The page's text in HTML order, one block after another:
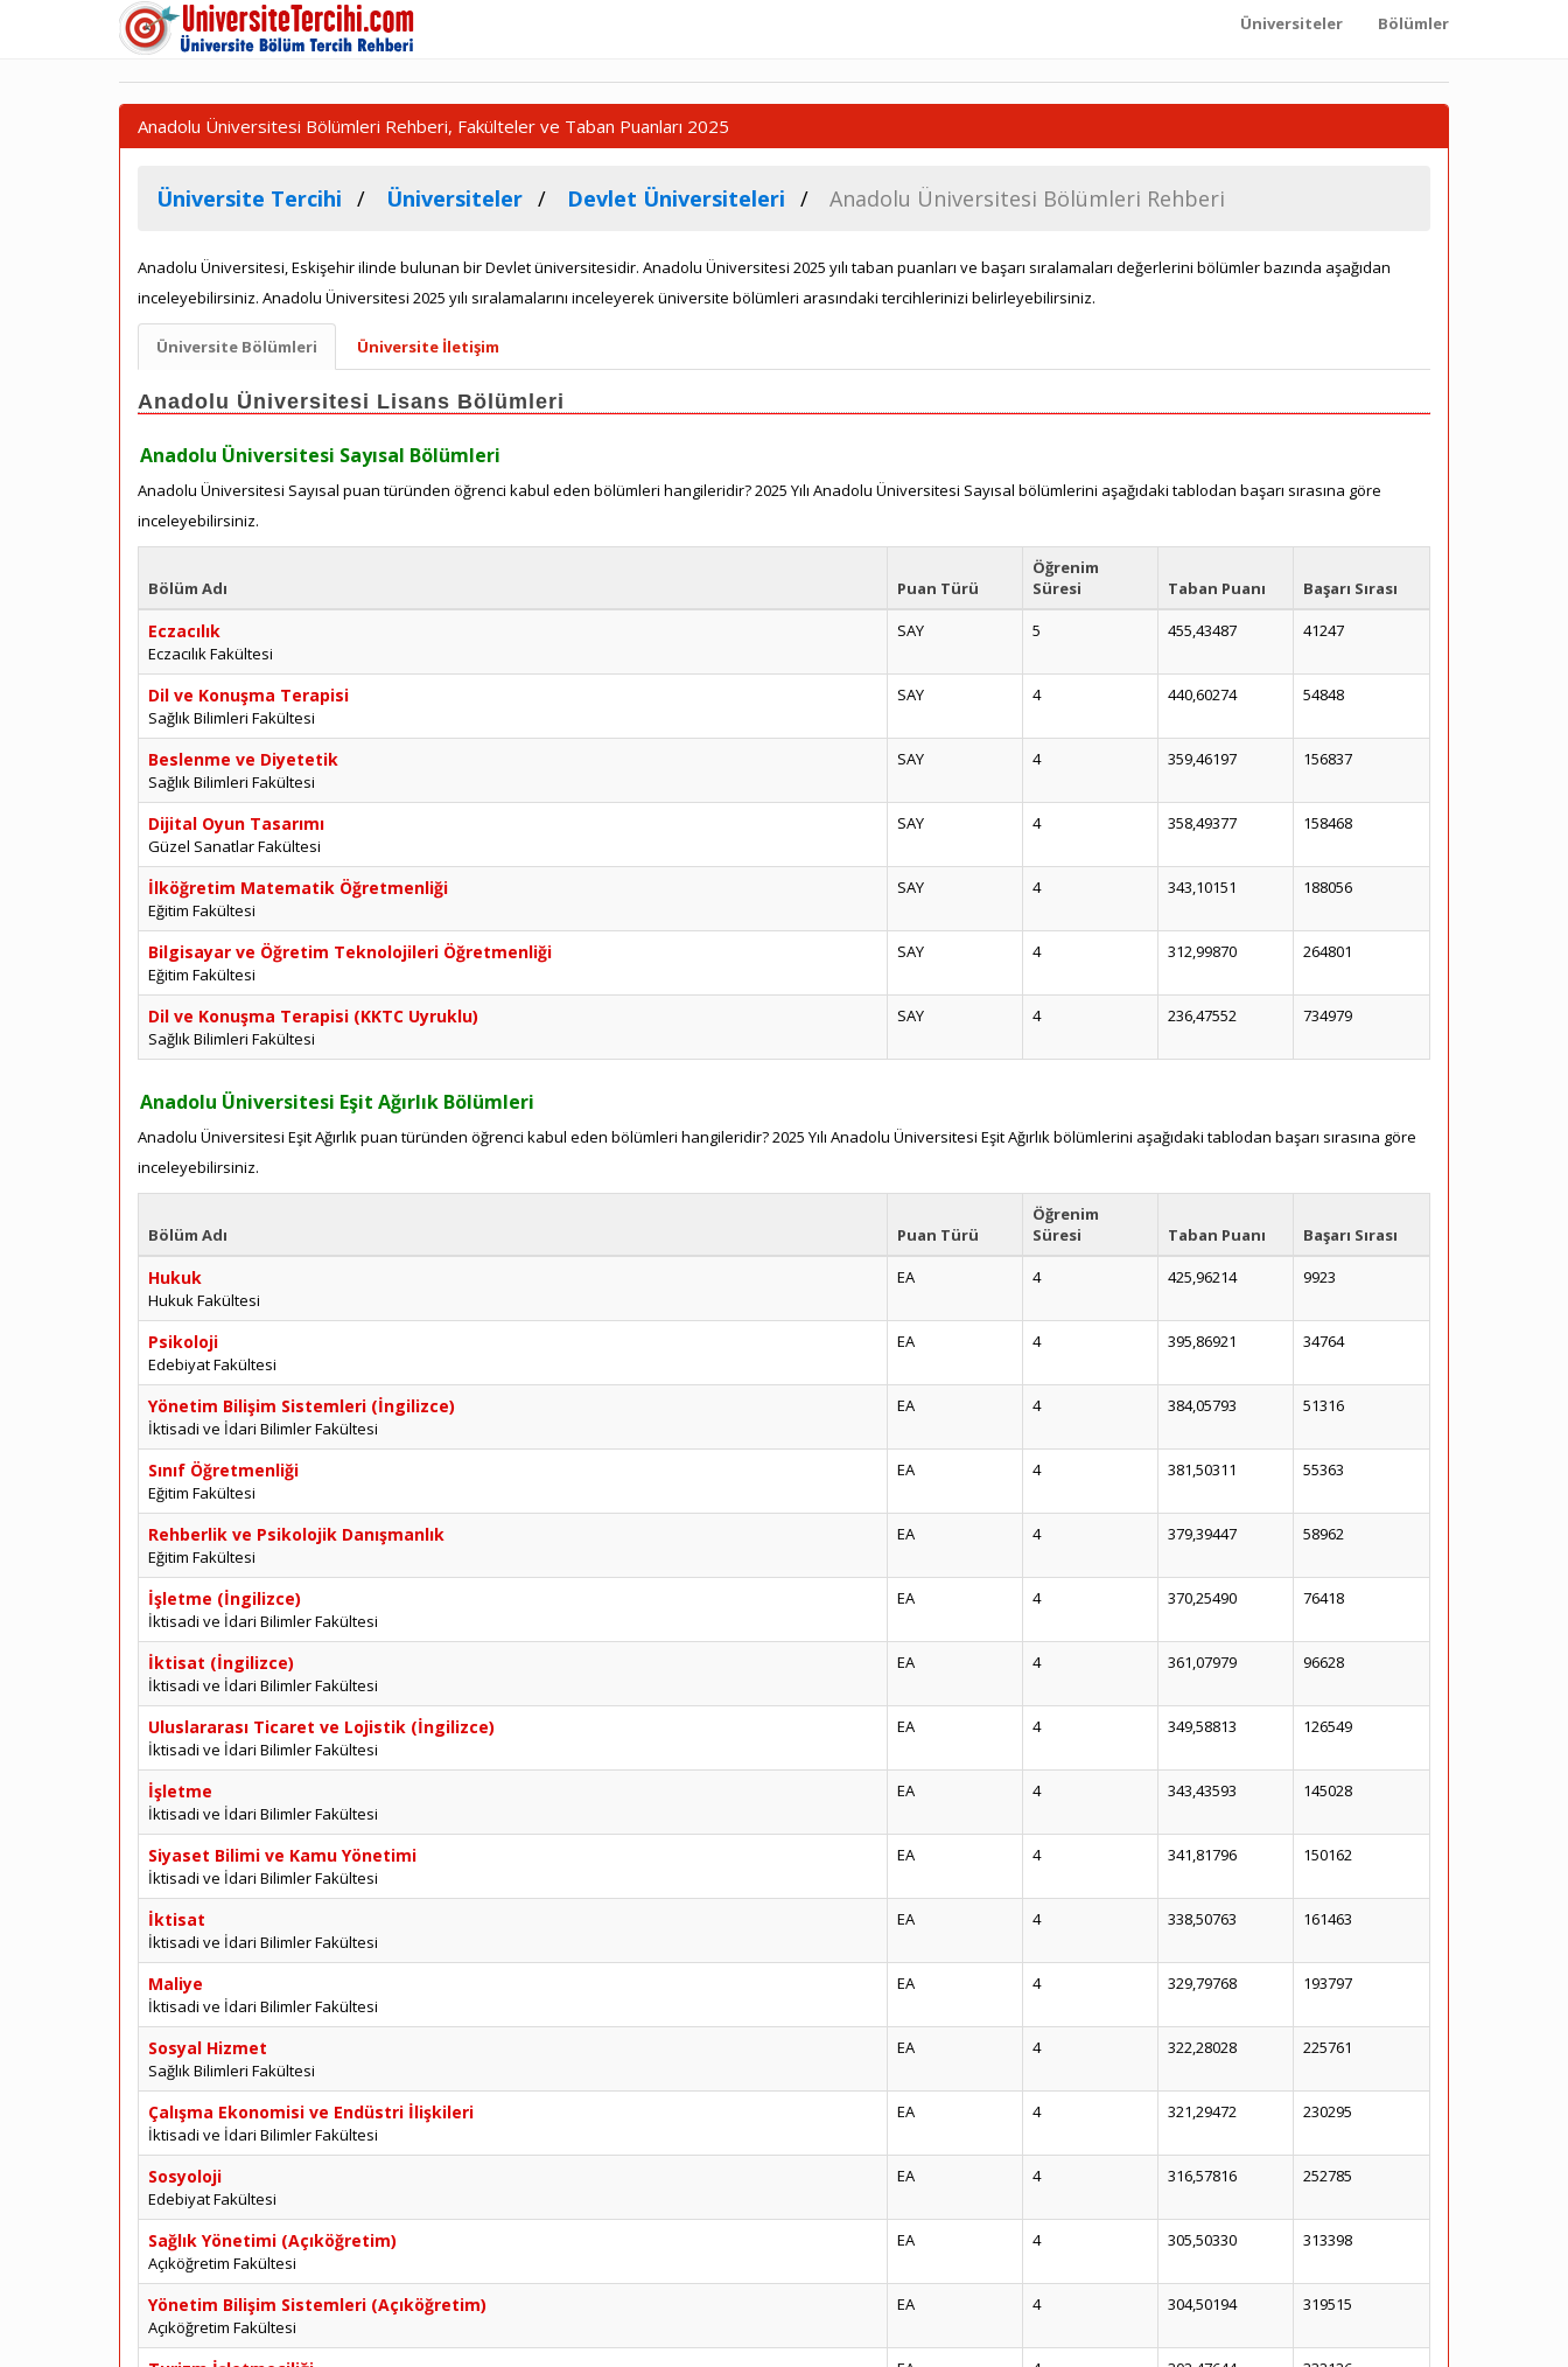
Üniversiteler Bölümler
Anadolu Üniversitesi Bölümleri Rehberi, Fakülteler ve Taban Puanları 2025
Üniversite Tercihi Üniversiteler Devlet Üniversiteleri Anadolu Üniversitesi Bölümleri Rehberi
Anadolu Üniversitesi, Eskişehir ilinde bulunan bir Devlet üniversitesidir. Anadolu Üniversitesi 2025 yılı taban puanları ve başarı sıralamaları değerlerini bölümler bazında aşağıdan
inceleyebilirsiniz. Anadolu Üniversitesi 2025 yılı sıralamalarını inceleyerek üniversite bölümleri arasındaki tercihlerinizi belirleyebilirsiniz.
Üniversite Bölümleri Üniversite İletişim
Anadolu Üniversitesi Lisans Bölümleri
Anadolu Üniversitesi Sayısal Bölümleri
Anadolu Üniversitesi Sayısal puan türünden öğrenci kabul eden bölümleri hangileridir? 2025 Yılı Anadolu Üniversitesi Sayısal bölümlerini aşağıdaki tablodan başarı sırasına göre
inceleyebilirsiniz.
Bölüm Adı Puan Türü
Öğrenim
Süresi
Taban Puanı Başarı Sırası
Eczacılık
Eczacılık Fakültesi
SAY 5 455,43487 41247
Dil ve Konuşma Terapisi
Sağlık Bilimleri Fakültesi
SAY 4 440,60274 54848
Beslenme ve Diyetetik
Sağlık Bilimleri Fakültesi
SAY 4 359,46197 156837
Dijital Oyun Tasarımı
Güzel Sanatlar Fakültesi
SAY 4 358,49377 158468
İlköğretim Matematik Öğretmenliği
Eğitim Fakültesi
SAY 4 343,10151 188056
Bilgisayar ve Öğretim Teknolojileri Öğretmenliği
Eğitim Fakültesi
SAY 4 312,99870 264801
Dil ve Konuşma Terapisi (KKTC Uyruklu)
Sağlık Bilimleri Fakültesi
SAY 4 236,47552 734979
Anadolu Üniversitesi Eşit Ağırlık Bölümleri
Anadolu Üniversitesi Eşit Ağırlık puan türünden öğrenci kabul eden bölümleri hangileridir? 2025 Yılı Anadolu Üniversitesi Eşit Ağırlık bölümlerini aşağıdaki tablodan başarı sırasına göre
inceleyebilirsiniz.
Bölüm Adı Puan Türü
Öğrenim
Süresi
Taban Puanı Başarı Sırası
Hukuk
Hukuk Fakültesi
EA 4 425,96214 9923
Psikoloji
Edebiyat Fakültesi
EA 4 395,86921 34764
Yönetim Bilişim Sistemleri (İngilizce)
İktisadi ve İdari Bilimler Fakültesi
EA 4 384,05793 51316
Sınıf Öğretmenliği
Eğitim Fakültesi
EA 4 381,50311 55363
Rehberlik ve Psikolojik Danışmanlık
Eğitim Fakültesi
EA 4 379,39447 58962
İşletme (İngilizce)
İktisadi ve İdari Bilimler Fakültesi
EA 4 370,25490 76418
İktisat (İngilizce)
İktisadi ve İdari Bilimler Fakültesi
EA 4 361,07979 96628
Uluslararası Ticaret ve Lojistik (İngilizce)
İktisadi ve İdari Bilimler Fakültesi
EA 4 349,58813 126549
İşletme
İktisadi ve İdari Bilimler Fakültesi
EA 4 343,43593 145028
Siyaset Bilimi ve Kamu Yönetimi
İktisadi ve İdari Bilimler Fakültesi
EA 4 341,81796 150162
İktisat
İktisadi ve İdari Bilimler Fakültesi
EA 4 338,50763 161463
Maliye
İktisadi ve İdari Bilimler Fakültesi
EA 4 329,79768 193797
Sosyal Hizmet
Sağlık Bilimleri Fakültesi
EA 4 322,28028 225761
Çalışma Ekonomisi ve Endüstri İlişkileri
İktisadi ve İdari Bilimler Fakültesi
EA 4 321,29472 230295
Sosyoloji
Edebiyat Fakültesi
EA 4 316,57816 252785
Sağlık Yönetimi (Açıköğretim)
Açıköğretim Fakültesi
EA 4 305,50330 313398
Yönetim Bilişim Sistemleri (Açıköğretim)
Açıköğretim Fakültesi
EA 4 304,50194 319515